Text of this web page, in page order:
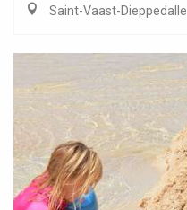
Saint-Vaast-Dieppedalle